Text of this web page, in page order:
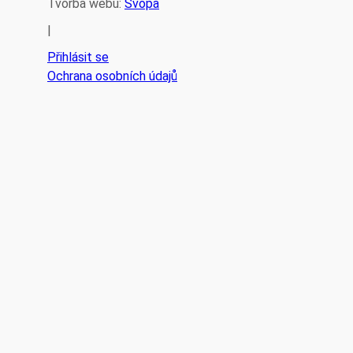
Tvorba webu: Svopa
Přihlásit se
Ochrana osobních údajů